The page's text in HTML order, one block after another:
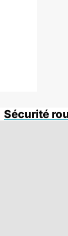
Sécurité